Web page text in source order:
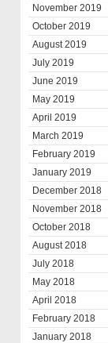
November 2019
October 2019
August 2019
July 2019
June 2019
May 2019
April 2019
March 2019
February 2019
January 2019
December 2018
November 2018
October 2018
August 2018
July 2018
May 2018
April 2018
February 2018
January 2018